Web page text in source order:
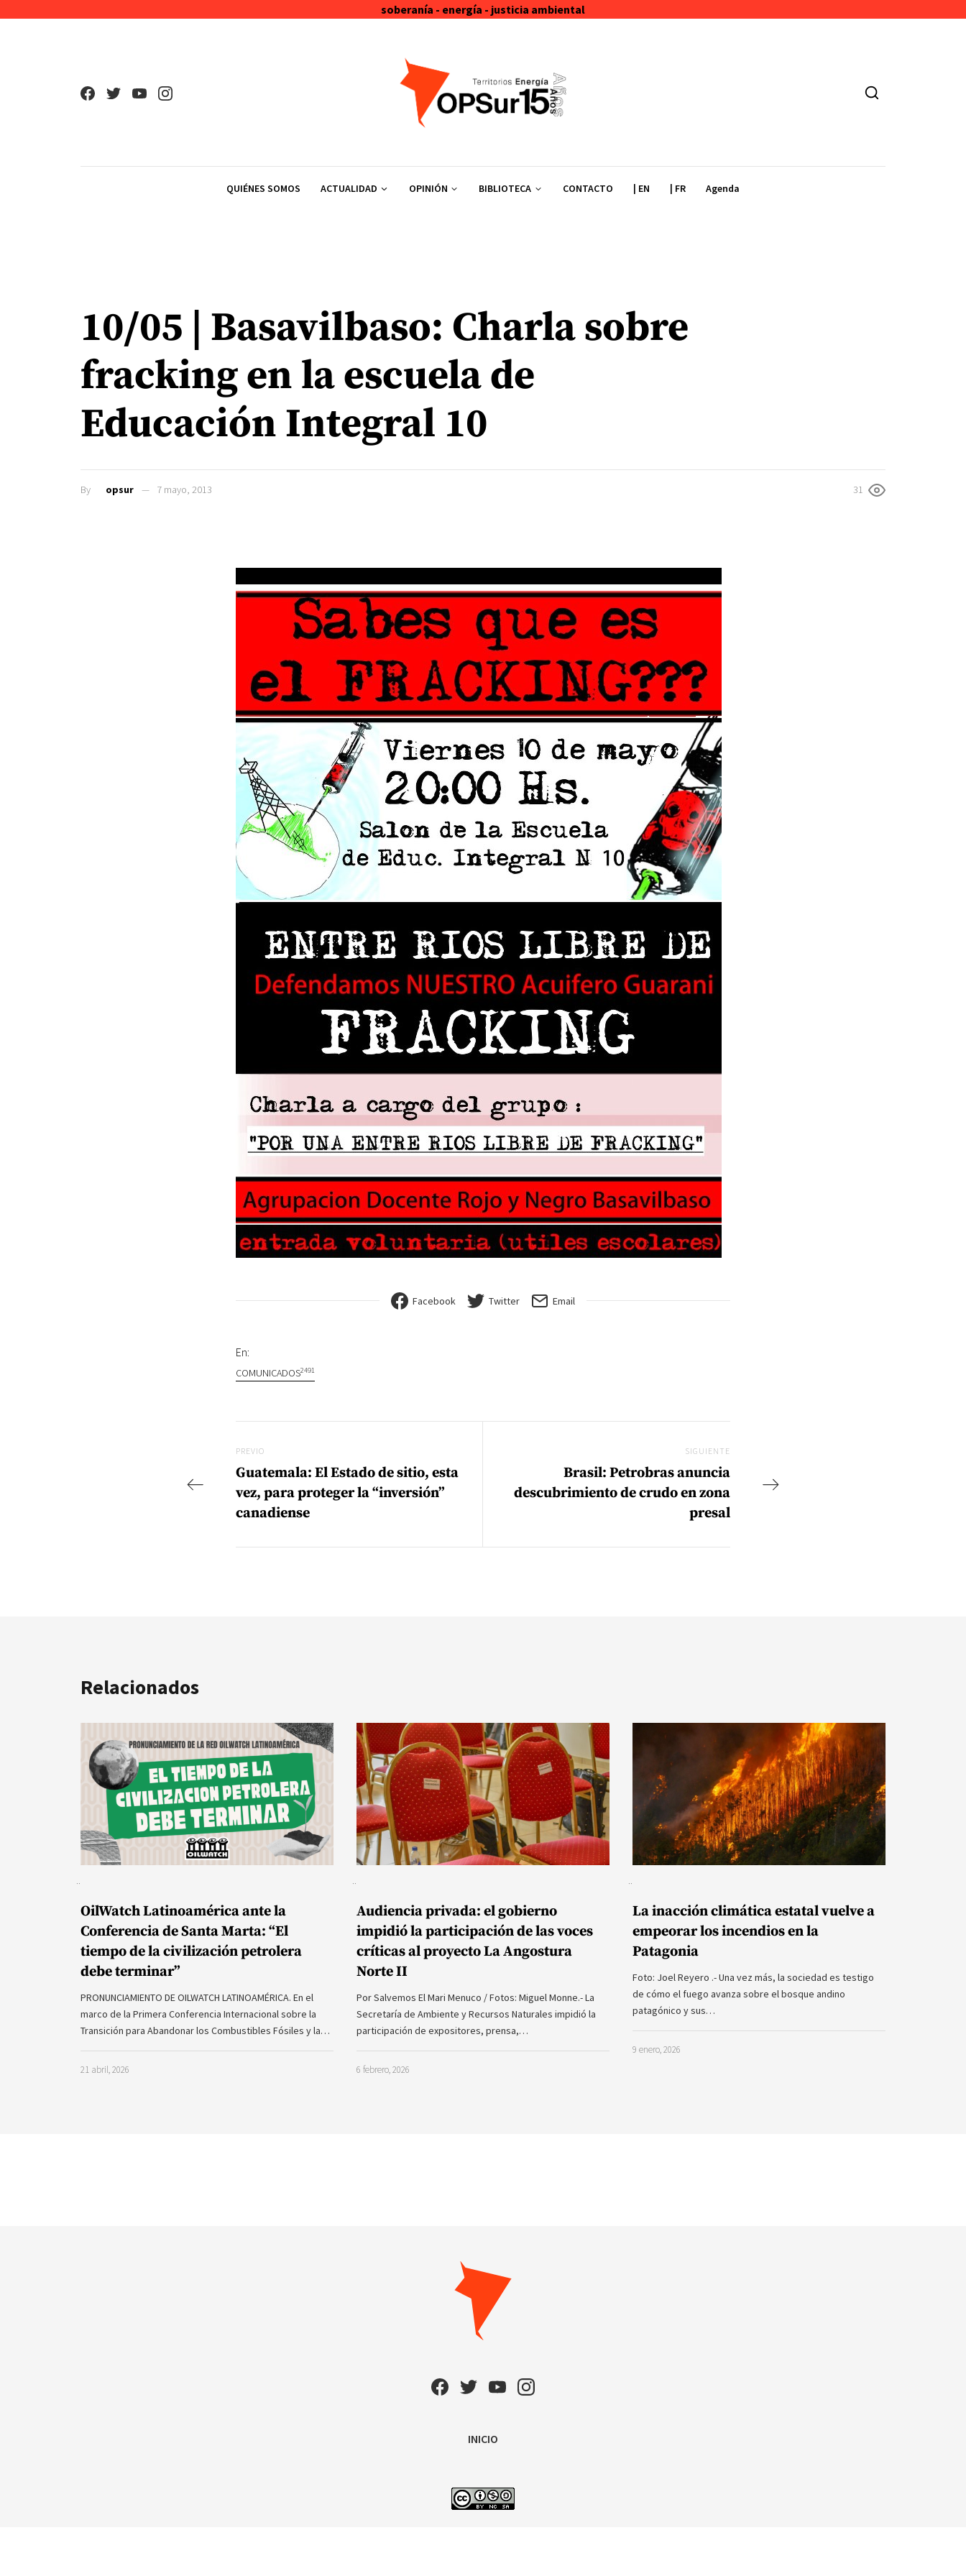
soberanía - energía - justicia ambiental
QUIÉNES SOMOS ACTUALIDAD OPINIÓN BIBLIOTECA CONTACTO | EN | FR Agenda
10/05 | Basavilbaso: Charla sobre
fracking en la escuela de
Educación Integral 10
By opsur 7 mayo, 2013 31
Facebook Twitter Email
En:
COMUNICADOS2491
Previo
PREVIO
Guatemala: El Estado de sitio, esta
vez, para proteger la “inversión”
canadiense
SIGUIENTE
Brasil: Petrobras anuncia
descubrimiento de crudo en zona
presal
Relacionados
OilWatch Latinoamérica ante la
Conferencia de Santa Marta: “El
tiempo de la civilización petrolera
debe terminar”
PRONUNCIAMIENTO DE OILWATCH LATINOAMÉRICA. En el
marco de la Primera Conferencia Internacional sobre la
Transición para Abandonar los Combustibles Fósiles y la…
21 abril, 2026
Audiencia privada: el gobierno
impidió la participación de las voces
críticas al proyecto La Angostura
Norte II
Por Salvemos El Mari Menuco / Fotos: Miguel Monne.- La
Secretaría de Ambiente y Recursos Naturales impidió la
participación de expositores, prensa,…
6 febrero, 2026
La inacción climática estatal vuelve a
empeorar los incendios en la
Patagonia
Foto: Joel Reyero .- Una vez más, la sociedad es testigo
de cómo el fuego avanza sobre el bosque andino
patagónico y sus…
9 enero, 2026
INICIO